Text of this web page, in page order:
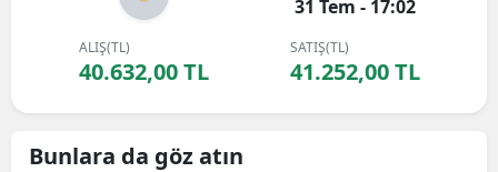
31 Tem - 17:02
ALIŞ(TL)
40.632,00 TL
SATIŞ(TL)
41.252,00 TL
Bunlara da göz atın